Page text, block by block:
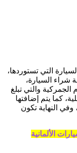
التي تستوردها،
وهي 10٪ من قيمة شراء السيارة،
والتي تبلغ
كما يتم إضافتها
النهاية تكون
الألمانية